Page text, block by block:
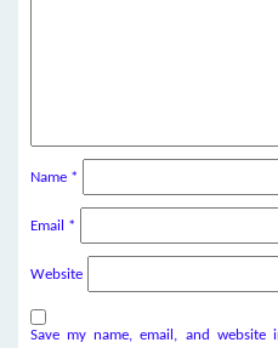
Name *
Email *
Website
Save my name, email, and